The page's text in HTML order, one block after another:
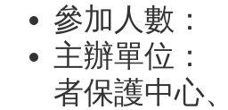
參加人數：
主辦單位：
者保護中心